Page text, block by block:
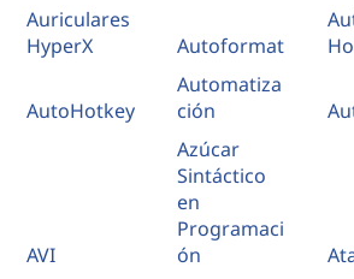
Auriculares
HyperX
Autoformat
AutoHotkey
Automatiza
ción
AVI
Azúcar
Sintáctico
en
Programaci
ón